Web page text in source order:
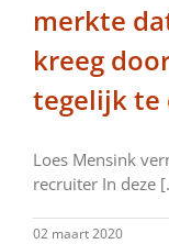
merkte
kreeg
tegelijk te
Loes Mensink
recruiter In deze
02 maart 2020